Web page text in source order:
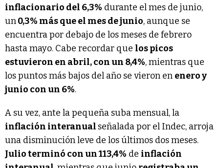
inflacionario del 6,3% durante el mes de junio,
un0,3% más que el mes de junio, aunque se
encuentra por debajo de los meses de febrero
hasta mayo. Cabe recordar que los picos
estuvieron en abril, con un 8,4%, mientras que
los puntos más bajos del año se vieron en enero y
junio con un 6%.
A su vez, ante la pequeña suba mensual, la
inflación interanual señalada por el Indec, arroja
una disminución leve de los últimos dos meses.
Julio terminó con un 113,4% de inflación